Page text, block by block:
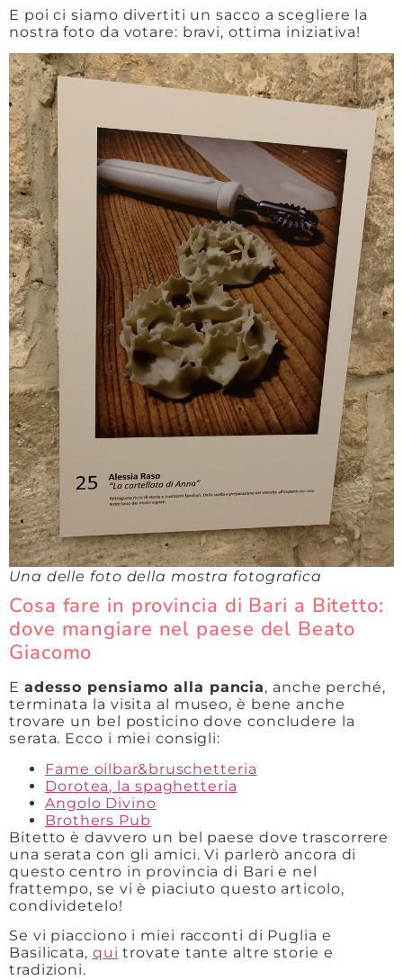
E poi ci siamo divertiti un sacco a scegliere la
nostra foto da votare: bravi, ottima iniziativa!
Una delle foto della mostra fotografica
Cosa fare in provincia di Bari a Bitetto:
dove mangiare nel paese del Beato
Giacomo
E adesso pensiamo alla pancia, anche perché,
terminata la visita al museo, è bene anche
trovare un bel posticino dove concludere la
serata. Ecco i miei consigli:
Fame oilbar&bruschetteria
Dorotea, la spaghetteria
Angolo Divino
Brothers Pub
Bitetto è davvero un bel paese dove trascorrere
una serata con gli amici. Vi parlerò ancora di
questo centro in provincia di Bari e nel
frattempo, se vi è piaciuto questo articolo,
condividetelo!
Se vi piacciono i miei racconti di Puglia e
Basilicata, qui trovate tante altre storie e
tradizioni.